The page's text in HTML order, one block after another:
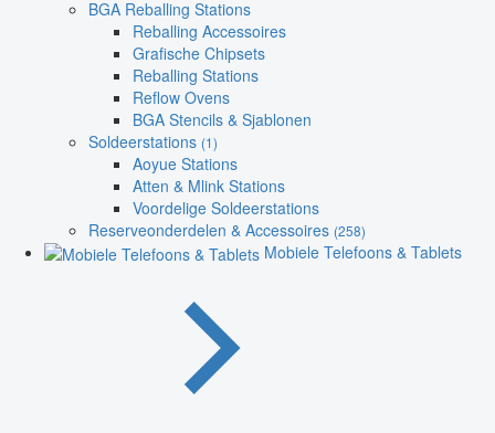
BGA Reballing Stations
Reballing Accessoires
Grafische Chipsets
Reballing Stations
Reflow Ovens
BGA Stencils & Sjablonen
Soldeerstations (1)
Aoyue Stations
Atten & Mlink Stations
Voordelige Soldeerstations
Reserveonderdelen & Accessoires (258)
Mobiele Telefoons & Tablets